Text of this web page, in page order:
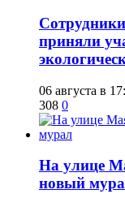
приняли
06 августа в
308 0
​На улице
новый